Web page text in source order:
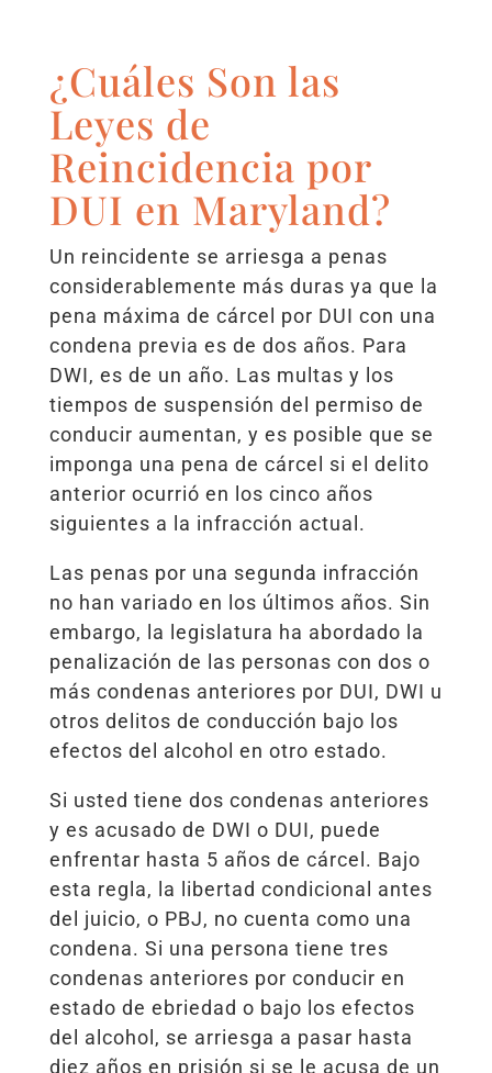
¿Cuáles Son las
Leyes de
Reincidencia por
DUI en Maryland?
Un reincidente se arriesga a penas
considerablemente más duras ya que la
pena máxima de cárcel por DUI con una
condena previa es de dos años. Para
DWI, es de un año. Las multas y los
tiempos de suspensión del permiso de
conducir aumentan, y es posible que se
imponga una pena de cárcel si el delito
anterior ocurrió en los cinco años
siguientes a la infracción actual.
Las penas por una segunda infracción
no han variado en los últimos años. Sin
embargo, la legislatura ha abordado la
penalización de las personas con dos o
más condenas anteriores por DUI, DWI u
otros delitos de conducción bajo los
efectos del alcohol en otro estado.
Si usted tiene dos condenas anteriores
y es acusado de DWI o DUI, puede
enfrentar hasta 5 años de cárcel. Bajo
esta regla, la libertad condicional antes
del juicio, o PBJ, no cuenta como una
condena. Si una persona tiene tres
condenas anteriores por conducir en
estado de ebriedad o bajo los efectos
del alcohol, se arriesga a pasar hasta
diez años en prisión si se le acusa de un